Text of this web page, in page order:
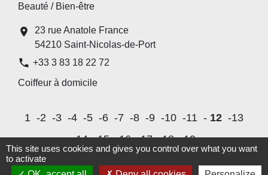
Beauté / Bien-être
location_on
23 rue Anatole France
54210 Saint-Nicolas-de-Port
phone +33 3 83 18 22 72
Coiffeur à domicile
1 -2 -3 -4 -5 -6 -7 -8 -9 -10 -11 - 12 -13
-14 -15 -16 -17 -18 -19
This site uses cookies and gives you control over what you want
to activate